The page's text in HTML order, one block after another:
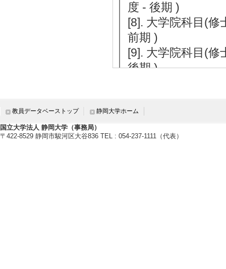
度 - 後期 )
[8]. 大学院科目(修
前期 )
[9]. 大学院科目(修
後期 )
[11]. 学部専門科
)
[13]. 全学教育科
教員データベーストップ 静岡大学ホーム
国立大学法人 静岡大学（事務局）
〒422-8529 静岡市駿河区大谷836 TEL : 054-237-1111（代表）